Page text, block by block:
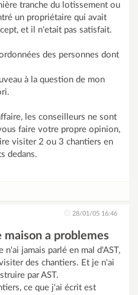
tranche du lotissement ou
un propriétaire qui avait
et il n'etait pas satisfait.
des personnes dont
à la question de mon
les conseilleurs ne sont
faire votre propre opinion,
visiter 2 ou 3 chantiers en
dedans.
28/01/05 16:46
a problemes
jamais parlé en mal d'AST,
des chantiers. Et je n'ai
par AST.
ce que j'ai écrit est